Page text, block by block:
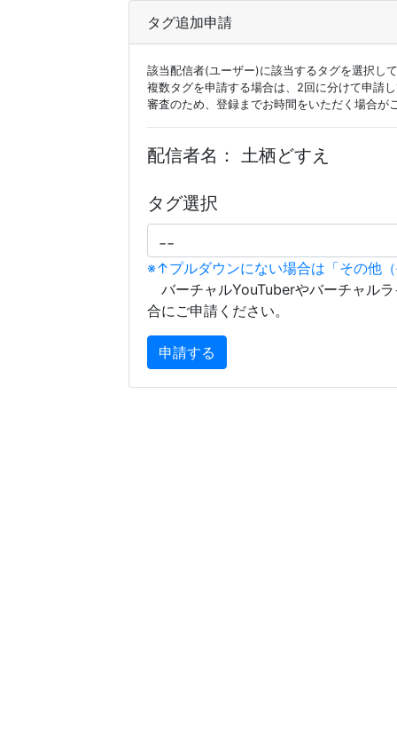
タグ追加申請
該当配信者(ユーザー)に該当するタグを選択し
複数タグを申請する場合は、2回に分けて申請
審査のため、登録までお時間をいただく場合が
配信者名： 土栖どすえ
タグ選択
※↑プルダウンにない場合は「その他
バーチャルYouTuberやバーチャル
合にご申請ください。
申請する